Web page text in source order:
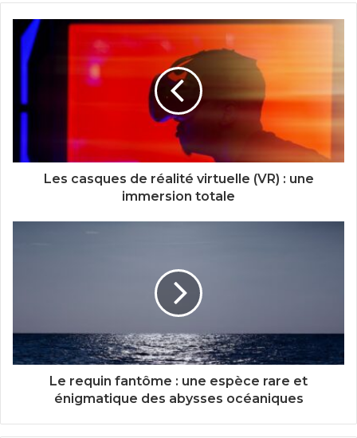
Les casques de réalité virtuelle (VR) : une
immersion totale
Le requin fantôme : une espèce rare et
énigmatique des abysses océaniques